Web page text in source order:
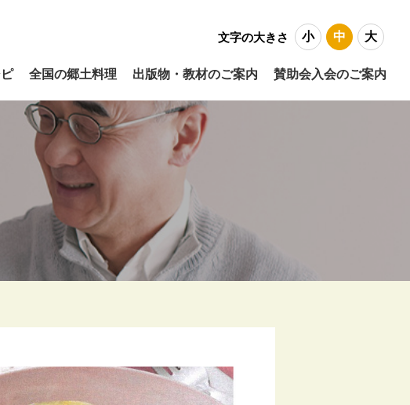
文字の大きさ 小 中 大
全国の郷土料理 出版物・教材のご案内 賛助会入会のご案内